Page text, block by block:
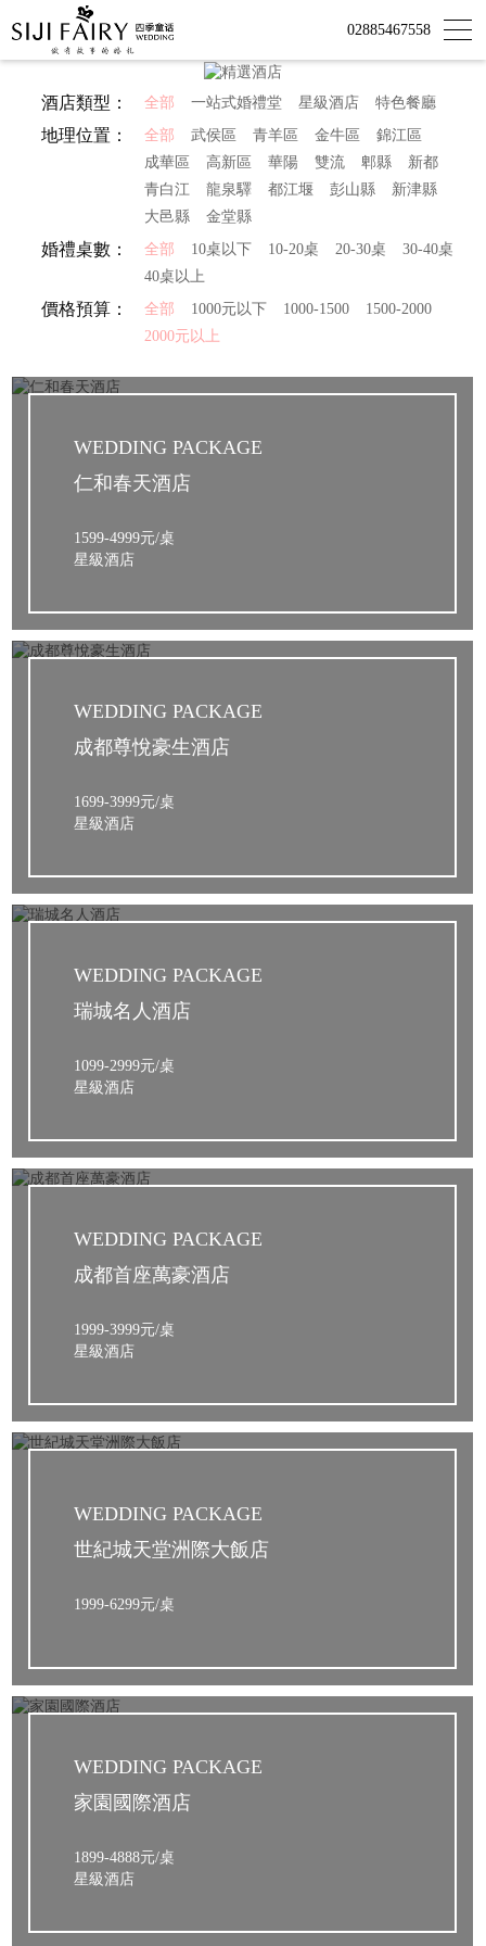
02885467558
酒店類型： 全部 一站式婚禮堂 星級酒店 特色餐廳
地理位置： 全部 武侯區 青羊區 金牛區
錦江區
成華區
高新區 華陽 雙流 郫縣
新都
青白江
龍泉驛 都江堰 彭山縣
新津縣
大邑縣
金堂縣
婚禮桌數： 全部 10桌以下 10-20桌 20-30桌
30-40桌
40桌以上
價格預算： 全部 1000元以下 1000-1500
1500-2000
2000元以上
WEDDING PACKAGE
仁和春天酒店
1599-4999元/桌
星級酒店
WEDDING PACKAGE
成都尊悅豪生酒店
1699-3999元/桌
星級酒店
WEDDING PACKAGE
瑞城名人酒店
1099-2999元/桌
星級酒店
WEDDING PACKAGE
成都首座萬豪酒店
1999-3999元/桌
星級酒店
WEDDING PACKAGE
世紀城天堂洲際大飯店
1999-6299元/桌
WEDDING PACKAGE
家園國際酒店
1899-4888元/桌
星級酒店